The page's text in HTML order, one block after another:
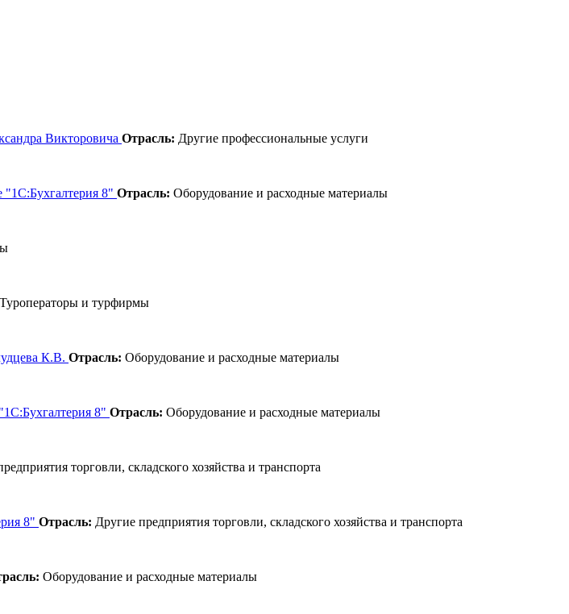
Викторовича Отрасль: Другие профессиональные услуги
"1С:Бухгалтерия 8" Отрасль: Оборудование и расходные материалы
Туроператоры и турфирмы
К.В. Отрасль: Оборудование и расходные материалы
8" Отрасль: Оборудование и расходные материалы
торговли, складского хозяйства и транспорта
8" Отрасль: Другие предприятия торговли, складского хозяйства и транспорта
Оборудование и расходные материалы